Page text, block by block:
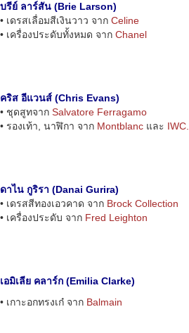
บรีย์ ลาร์สัน (Brie Larson)
• เดรสเลื่อมสีเงินวาว จาก Celine
• เครื่องประดับทั้งหมด จาก Chanel
คริส อีแวนส์ (Chris Evans)
• ชุดสูทจาก Salvatore Ferragamo
• รองเท้า, นาฬิกา จาก Montblanc และ IWC.
ดาไน กูริรา (Danai Gurira)
• เดรสสีทองเอวคาด จาก Brock Collection
• เครื่องประดับ จาก Fred Leighton
เอมิเลีย คลาร์ก (Emilia Clarke)
• เกาะอกทรงเก๋ จาก Balmain